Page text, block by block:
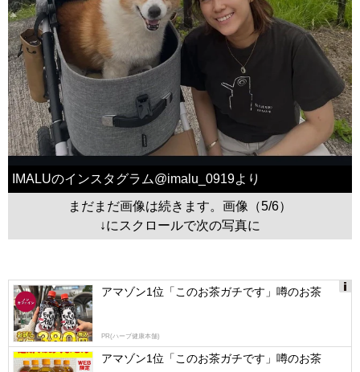
IMALUのインスタグラム@imalu_0919より
まだまだ画像は続きます。画像（5/6）
↓にスクロールで次の写真に
logly
アマゾン1位「このお茶ガチです」噂のお茶
PR(ハーブ健康本舗)
アマゾン1位「このお茶ガチです」噂のお茶